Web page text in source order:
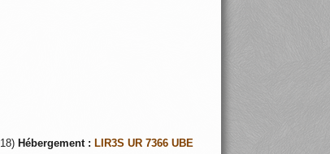
Hébergement : LIR3S UR 7366 UBE